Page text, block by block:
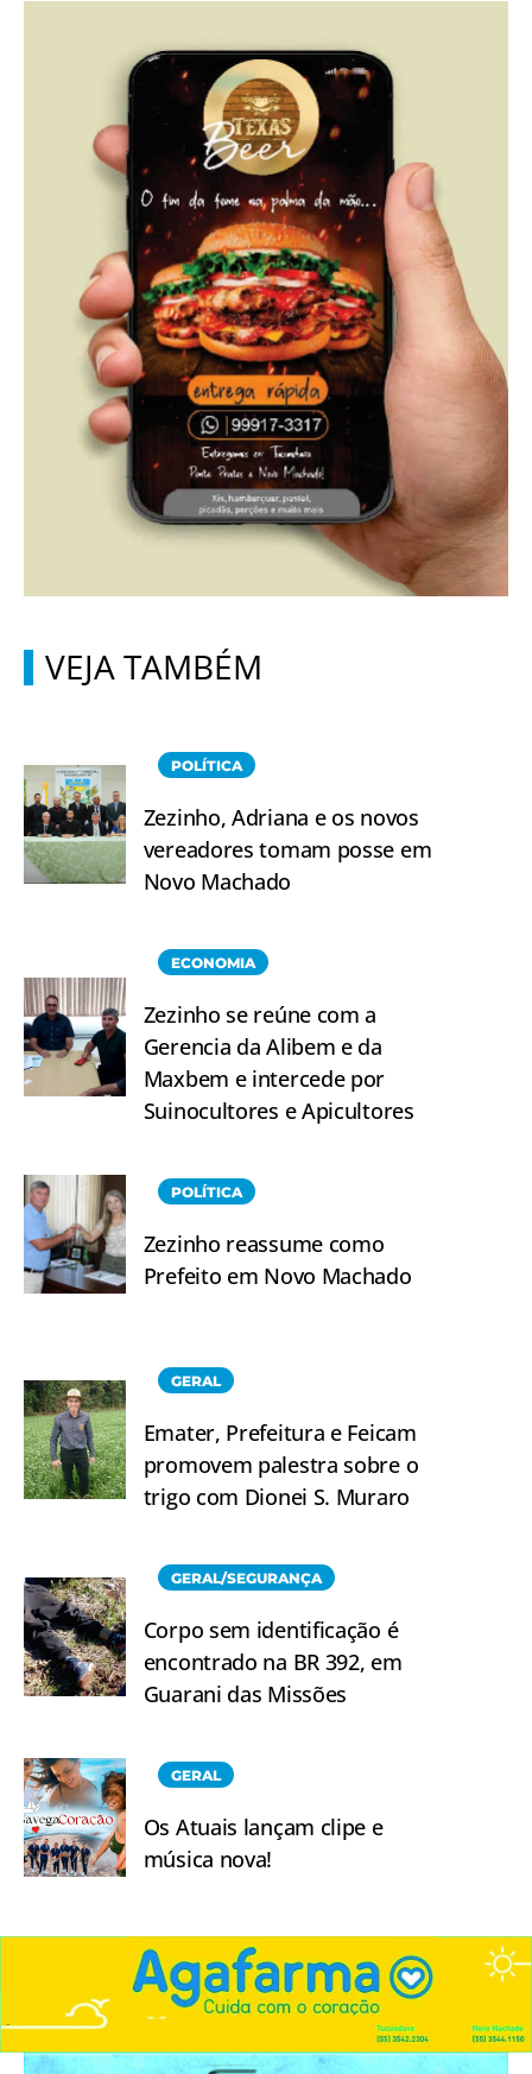
VEJA TAMBÉM
POLÍTICA
Zezinho, Adriana e os novos
vereadores tomam posse em
Novo Machado
ECONOMIA
Zezinho se reúne com a
Gerencia da Alibem e da
Maxbem e intercede por
Suinocultores e Apicultores
POLÍTICA
Zezinho reassume como
Prefeito em Novo Machado
GERAL
Emater, Prefeitura e Feicam
promovem palestra sobre o
trigo com Dionei S. Muraro
GERAL/SEGURANÇA
Corpo sem identificação é
encontrado na BR 392, em
Guarani das Missões
GERAL
Os Atuais lançam clipe e
música nova!